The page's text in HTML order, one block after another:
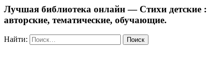
Лучшая библиотека онлайн — Стихи детские :
авторские, тематические, обучающие.
Найти: